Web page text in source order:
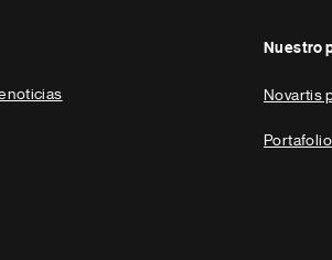
noticias
Nuestro
Novartis